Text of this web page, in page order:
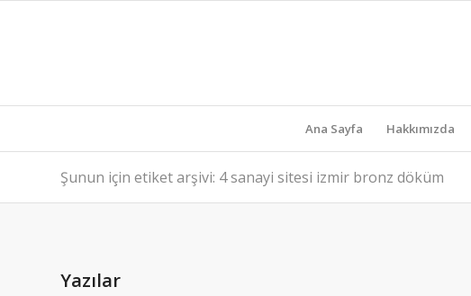
Ana Sayfa Hakkımızda
Şunun için etiket arşivi: 4 sanayi sitesi izmir bronz döküm
Yazılar